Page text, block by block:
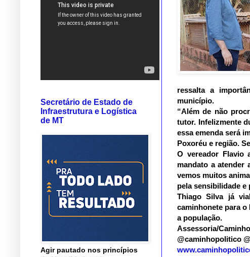
ressalta a
município.
“Além de não
tutor. Infelizmente
essa emenda será
Poxoréu e região.
O vereador Flavio
mandato a atender
vemos muitos
pela sensibilidade e
Thiago Silva já
caminhonete para
a população.
Assessoria/
@caminhopolitico
Secretário de Estado de
Infraestrutura e Logística
de MT
Agir pautado nos princípios